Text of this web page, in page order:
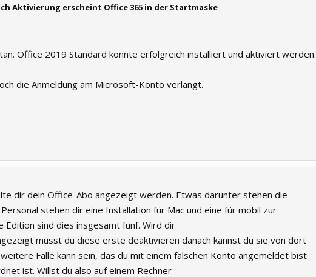
Aktivierung erscheint Office 365 in der Startmaske
Office 2019 Standard konnte erfolgreich installiert und aktiviert werden.
die Anmeldung am Microsoft-Konto verlangt.
dir dein Office-Abo angezeigt werden. Etwas darunter stehen die
stehen dir eine Installation für Mac und eine für mobil zur
Edition sind dies insgesamt fünf. Wird dir
musst du diese erste deaktivieren danach kannst du sie von dort
Falle kann sein, das du mit einem falschen Konto angemeldet bist
ist. Willst du also auf einem Rechner